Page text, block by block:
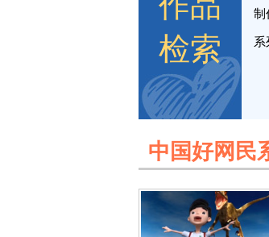
检索
制
系
中国好网民